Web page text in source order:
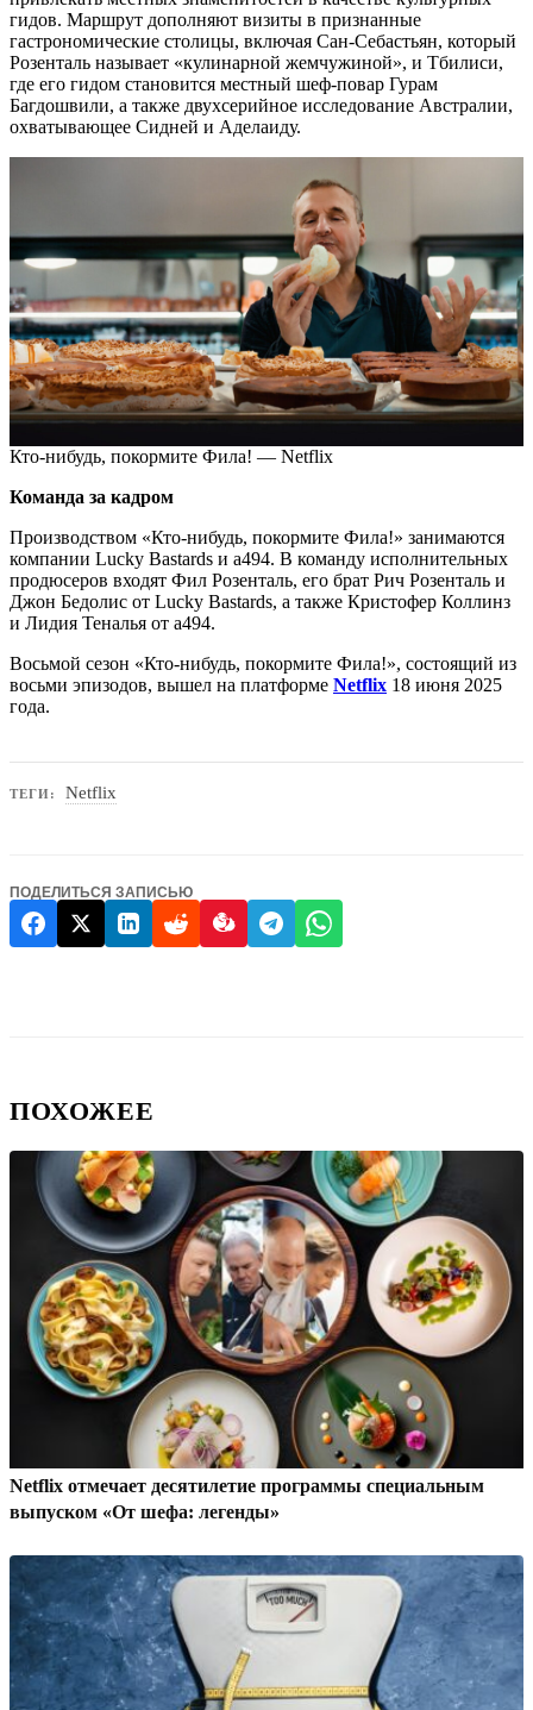
гидов. Маршрут дополняют визиты в признанные
гастрономические столицы, включая Сан-Себастьян, который
Розенталь называет «кулинарной жемчужиной», и Тбилиси,
где его гидом становится местный шеф-повар Гурам
Багдошвили, а также двухсерийное исследование Австралии,
охватывающее Сидней и Аделаиду.
Кто-нибудь, покормите Фила! — Netflix
Команда за кадром
Производством «Кто-нибудь, покормите Фила!» занимаются
компании Lucky Bastards и a494. В команду исполнительных
продюсеров входят Фил Розенталь, его брат Рич Розенталь и
Джон Бедолис от Lucky Bastards, а также Кристофер Коллинз
и Лидия Теналья от a494.
Восьмой сезон «Кто-нибудь, покормите Фила!», состоящий из
восьми эпизодов, вышел на платформе Netflix 18 июня 2025
года.
ТЕГИ: Netflix
ПОДЕЛИТЬСЯ ЗАПИСЬЮ
ПОХОЖЕЕ
Netflix отмечает десятилетие программы специальным
выпуском «От шефа: легенды»